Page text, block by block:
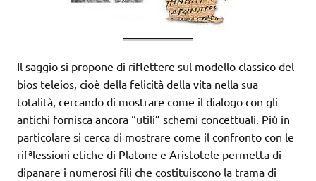
Il saggio si propone di riflettere sul modello classico del
bios teleios, cioè della felicità della vita nella sua
totalità, cercando di mostrare come il dialogo con gli
antichi fornisca ancora “utili” schemi concettuali. Più in
particolare si cerca di mostrare come il confronto con le
rifªlessioni etiche di Platone e Aristotele permetta di
dipanare i numerosi fili che costituiscono la trama di